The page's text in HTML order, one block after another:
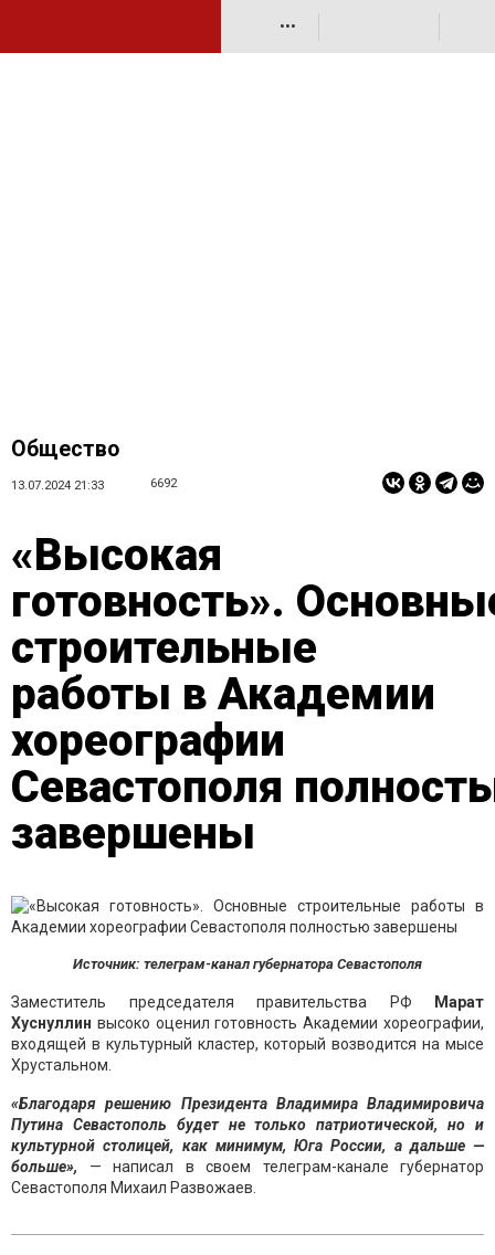
•••
Общество
13.07.2024 21:33 6692
«Высокая
готовность».
строительные
работы в Академии
хореографии
Севастополя
завершены
Источник: телеграм-канал губернатора Севастополя
Заместитель председателя правительства РФ
Марат
Хуснуллин высоко оценил готовность Академии хореографии,
входящей в культурный кластер, который возводится на мысе
Хрустальном.
«Благодаря решению Президента Владимира Владимировича
Путина Севастополь будет не только патриотической, но и
культурной столицей, как минимум, Юга России, а дальше —
больше», — написал в своем телеграм-канале губернатор
Севастополя Михаил Развожаев.